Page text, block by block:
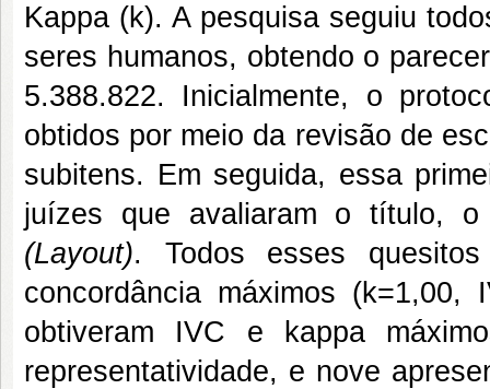
Kappa (k). A pesquisa seguiu
seres humanos, obtendo o
5.388.822. Inicialmente, o
obtidos por meio da revisão de
subitens. Em seguida, essa
juízes que avaliaram o título,
(Layout). Todos esses
concordância máximos
obtiveram IVC e kappa
representatividade, e nove